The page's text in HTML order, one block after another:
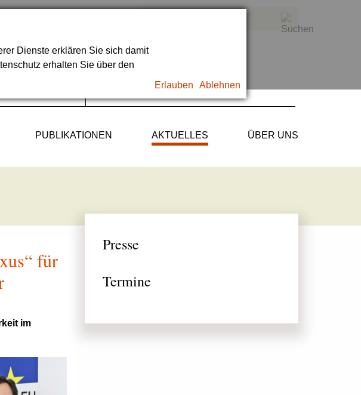
Dienste erklären Sie sich damit
erhalten Sie über den
Erlauben Ablehnen
PUBLIKATIONEN AKTUELLES ÜBER UNS
für
im
Presse
Termine